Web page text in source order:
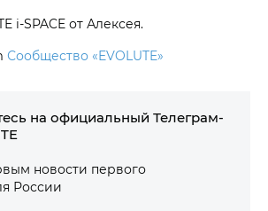
i‑SPACE от Алексея.
Сообщество «EVOLUTE»
на официальный Телеграм-
новости первого
России